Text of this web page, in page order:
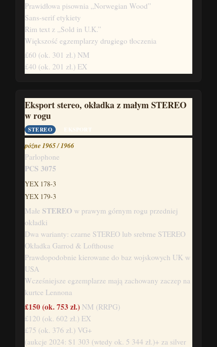
Prawidłowa pisownia „Norwegian Wood”
Sans-serif etykiety
Rim text z „Sold in U.K.”
Większość egzemplarzy drugiego tłoczenia
£60 (ok. 301 zł.) NM
£40 (ok. 201 zł.) EX
Eksport stereo, okładka z małym STEREO
w rogu
STEREO EKSPORT
późne 1965 / 1966
Parlophone
PCS 3075
YEX 178-3
YEX 179-3
MałeSTEREO w prawym górnym rogu przedniej
okładki
Dwa warianty: czarne STEREO lub srebrne STEREO
Okładka Garrod & Lofthouse
Prawdopodobnie kierowane do baz wojskowych UK w
USA
Wcześniejsze egzemplarze mają zachowany zaczep na
kurtce Lennona
£150(ok. 753 zł.) NM (RRPG)
£120 (ok. 602 zł.) EX
£75 (ok. 376 zł.) VG+
(aukcje 2024: $1 303 (wtedy ok. 5 344 zł.)+ za silver